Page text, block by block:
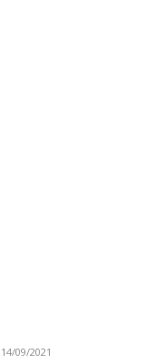
14/09/2021